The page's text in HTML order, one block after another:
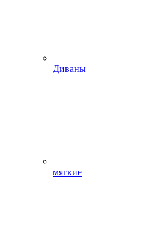
Диваны
мягкие